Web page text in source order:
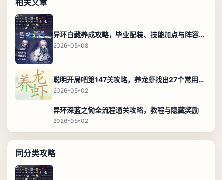
相关文章
异环白藏养成攻略，毕业配装、技能加点与阵容搭配保姆级解析
2026-05-08
聪明开局吧第147关攻略，养龙虾找出27个常用字通关答案
2026-05-02
异环深蓝之恸全流程通关攻略，教程与隐藏奖励
2026-05-02
同分类攻略